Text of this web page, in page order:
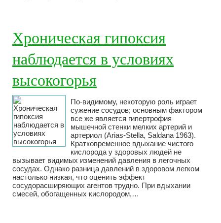
Хроническая гипоксия
наблюдается в условиях
высокогорья
По-видимому, некоторую роль играет
сужение сосудов; основным фактором
все же является гипертрофия
мышечной стенки мелких артерий и
артериол (Arias-Stella, Saldana 1963).
Кратковременное вдыхание чистого
кислорода у здоровых людей не
вызывает видимых изменений давления в легочных
сосудах. Однако разница давлений в здоровом легком
настолько низкая, что оценить эффект
сосудорасширяющих агентов трудно. При вдыхании
смесей, обогащенных кислородом,…